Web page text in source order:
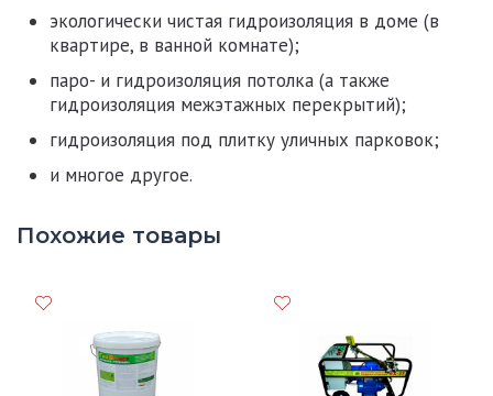
экологически чистая гидроизоляция в доме (в
квартире, в ванной комнате);
паро- и гидроизоляция потолка (а также
гидроизоляция межэтажных перекрытий);
гидроизоляция под плитку уличных парковок;
и многое другое.
Похожие товары